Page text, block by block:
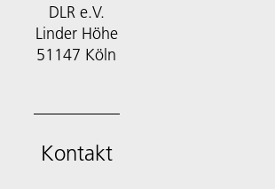
DLR e.V.
Linder Höhe
51147 Köln
Kontakt